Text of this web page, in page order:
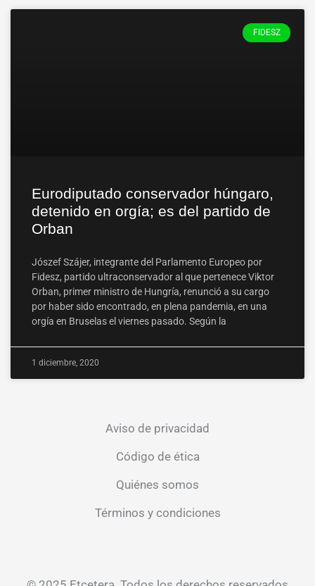
FIDESZ
Eurodiputado conservador húngaro,
detenido en orgía; es del partido de
Orban
Jószef Szájer, integrante del Parlamento Europeo por
Fidesz, partido ultraconservador al que pertenece Viktor
Orban, primer ministro de Hungría, renunció a su cargo
por haber sido encontrado, en plena pandemia, en una
orgía en Bruselas el viernes pasado. Según la
1 diciembre, 2020
Aviso de privacidad
Código de ética
Quiénes somos
Términos y condiciones